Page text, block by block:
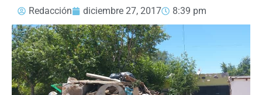
Redacción diciembre 27, 2017 8:39 pm